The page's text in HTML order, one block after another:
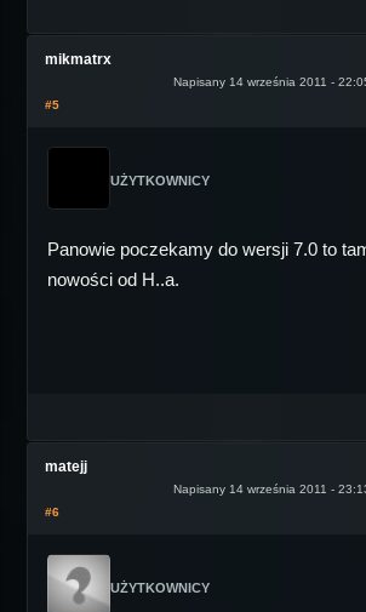
mikmatrx
Napisany 14 września 2011 -
#5
UŻYTKOWNICY
Panowie poczekamy do wersji 7.0 to
nowości od H..a.
matejj
Napisany 14 września 2011 -
#6
UŻYTKOWNICY